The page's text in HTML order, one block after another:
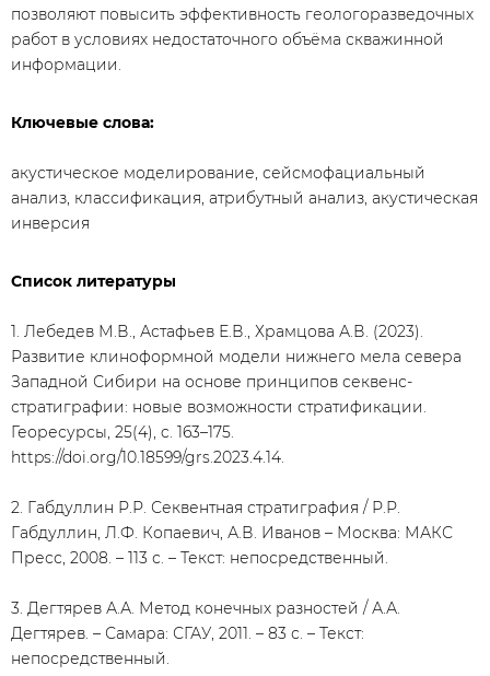
позволяют повысить эффективность геологоразведочных
работ в условиях недостаточного объёма скважинной
информации.
Ключевые слова:
акустическое моделирование, сейсмофациальный
анализ, классификация, атрибутный анализ, акустическая
инверсия
Список литературы
1. Лебедев М.В., Астафьев Е.В., Храмцова А.В. (2023).
Развитие клиноформной модели нижнего мела севера
Западной Сибири на основе принципов секвенс-
стратиграфии: новые возможности стратификации.
Георесурсы, 25(4), c. 163–175.
https://doi.org/10.18599/grs.2023.4.14.
2. Габдуллин Р.Р. Секвентная стратиграфия / Р.Р.
Габдуллин, Л.Ф. Копаевич, А.В. Иванов – Москва: МАКС
Пресс, 2008. – 113 с. – Текст: непосредственный.
3. Дегтярев А.А. Метод конечных разностей / А.А.
Дегтярев. – Самара: СГАУ, 2011. – 83 с. – Текст:
непосредственный.